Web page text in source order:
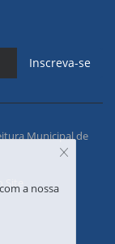
Inscreva-se
Municipal de
a nossa